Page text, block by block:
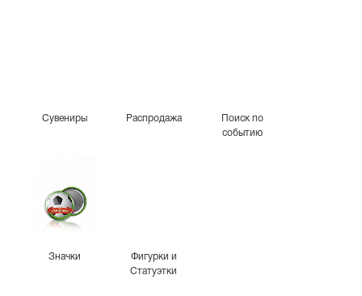
Сувениры Распродажа
Поиск по
событию
Значки
Фигурки и
Статуэтки